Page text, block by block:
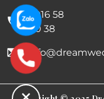
0916 58
00 38